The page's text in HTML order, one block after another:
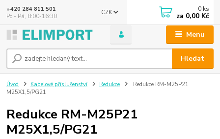
Menu
CZK
Hledat
+420 284 811 501
Po - Pá, 8:00-16:30
0 ks
za 0,00 Kč
Úvod Kabelové příslušenství Redukce
Redukce RM-M25P21
M25X1,5/PG21
Redukce RM-M25P21
M25X1,5/PG21